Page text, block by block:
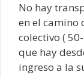
No hay
en el camino
colectivo (
que hay
ingreso a la